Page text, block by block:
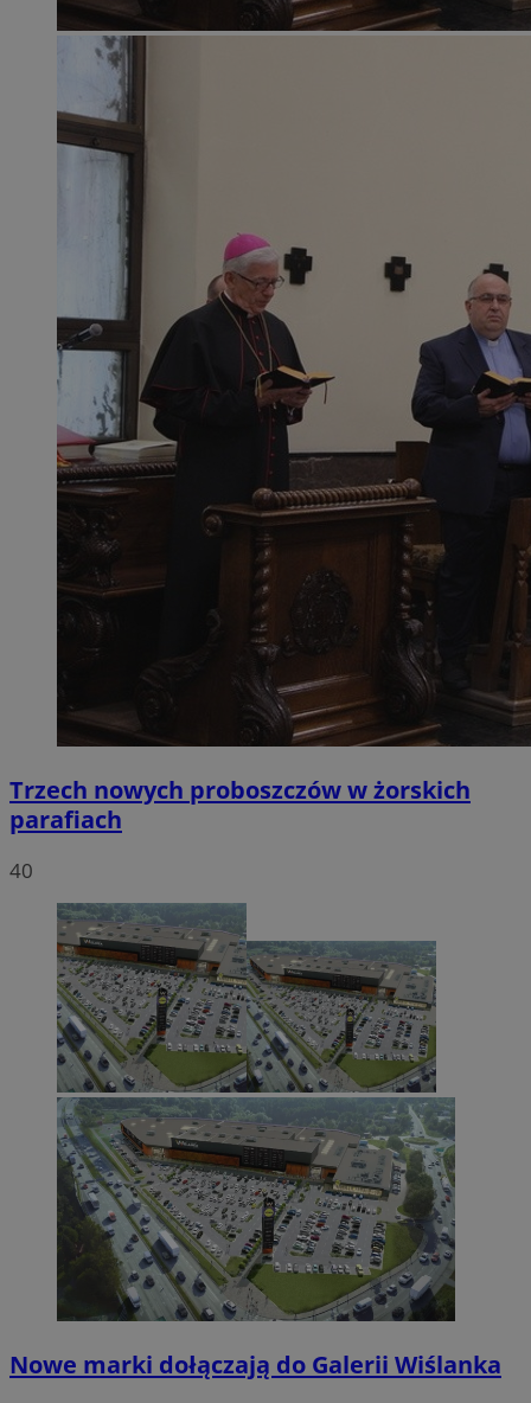
Trzech nowych proboszczów w żorskich
parafiach
40
Nowe marki dołączają do Galerii Wiślanka